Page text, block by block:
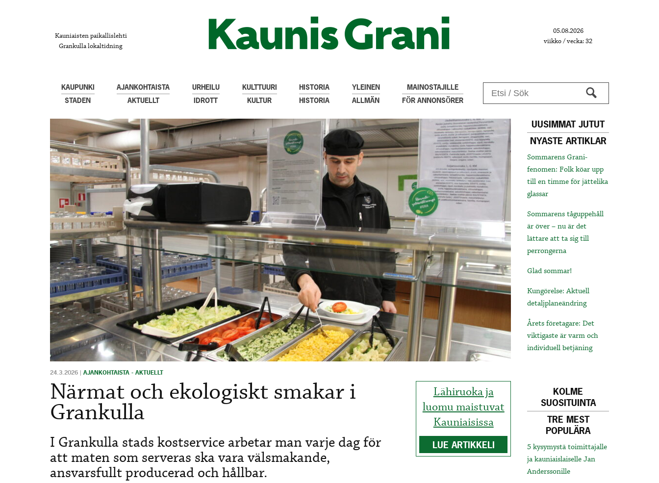
Kauniaisten paikallislehti
Grankulla lokaltidning
05.08.2026
viikko / vecka: 32
KAUPUNKI
STADEN
AJANKOHTAISTA
AKTUELLT
URHEILU
IDROTT
KULTTUURI
KULTUR
HISTORIA
HISTORIA
YLEINEN
ALLMÄN
MAINOSTAJILLE
FÖR ANNONSÖRER
Lähiruoka ja
luomu maistuvat
Kauniaisissa
LUE ARTIKKELI
24.3.2026 | AJANKOHTAISTA - AKTUELLT
Närmat och ekologiskt smakar i
Grankulla
I Grankulla stads kostservice arbetar man varje dag för
att maten som serveras ska vara välsmakande,
ansvarsfullt producerad och hållbar.
UUSIMMAT JUTUT
NYASTE ARTIKLAR
Sommarens Grani-
fenomen: Folk köar upp
till en timme för jättelika
glassar
Sommarens tåguppehåll
är över – nu är det
lättare att ta sig till
perrongerna
Glad sommar!
Kungörelse: Aktuell
detaljplaneändring
Årets företagare: Det
viktigaste är varm och
individuell betjäning
KOLME
SUOSITUINTA
TRE MEST
POPULÄRA
5 kysymystä toimittajalle
ja kauniaislaiselle Jan
Anderssonille